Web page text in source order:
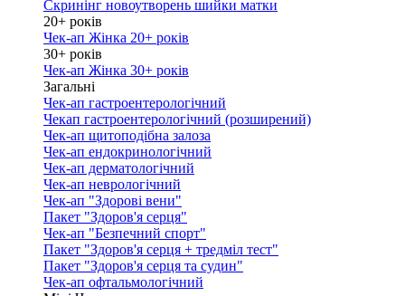
Скринінг новоутворень шийки матки
20+ років
Чек-ап Жінка 20+ років
30+ років
Чек-ап Жінка 30+ років
Загальні
Чек-ап гастроентерологічний
Чекап гастроентерологічний (розширений)
Чек-ап щитоподібна залоза
Чек-ап ендокринологічний
Чек-ап дерматологічний
Чек-ап неврологічний
Чек-ап "Здорові вени"
Пакет "Здоров'я серця"
Чек-ап "Безпечний спорт"
Пакет "Здоров'я серця + тредміл тест"
Пакет "Здоров'я серця та судин"
Чек-ап офтальмологічний